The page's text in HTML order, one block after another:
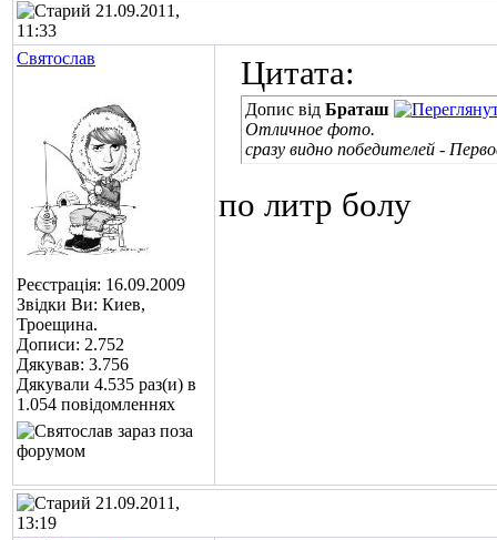
21.09.2011,
11:33
Святослав
Реєстрація: 16.09.2009
Звідки Ви: Киев,
Троещина.
Дописи: 2.752
Дякував: 3.756
Дякували 4.535 раз(и) в
1.054 повідомленнях
Цитата:
Допис від Браташ
Отличное фото.
сразу видно победителей -
по литр болу
21.09.2011,
13:19